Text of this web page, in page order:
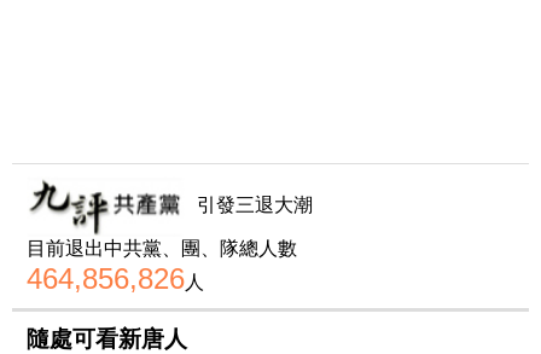
引發三退大潮
目前退出中共黨、團、隊總人數
464,856,826人
隨處可看新唐人